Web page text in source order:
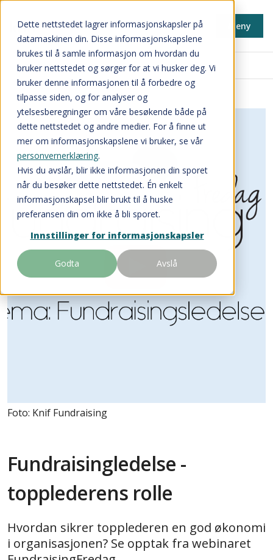
Dette nettstedet lagrer informasjonskapsler på
datamaskinen din. Disse informasjonskapslene
brukes til å samle informasjon om hvordan du
bruker nettstedet og sørger for at vi husker deg. Vi
bruker denne informasjonen til å forbedre og
tilpasse siden, og for analyser og
ytelsesberegninger om våre besøkende både på
dette nettstedet og andre medier. For å finne ut
mer om informasjonskapslene vi bruker, se vår
personvernerklæring.
Hvis du avslår, blir ikke informasjonen din sporet
når du besøker dette nettstedet. Én enkelt
informasjonskapsel blir brukt til å huske
preferansen din om ikke å bli sporet.
Innstillinger for informasjonskapsler
Godta Avslå
Meny
Tips til fundraisere
Foto: Knif Fundraising
Fundraisingledelse -
topplederens rolle
Hvordan sikrer topplederen en god økonomi
i organisasjonen? Se opptak fra webinaret